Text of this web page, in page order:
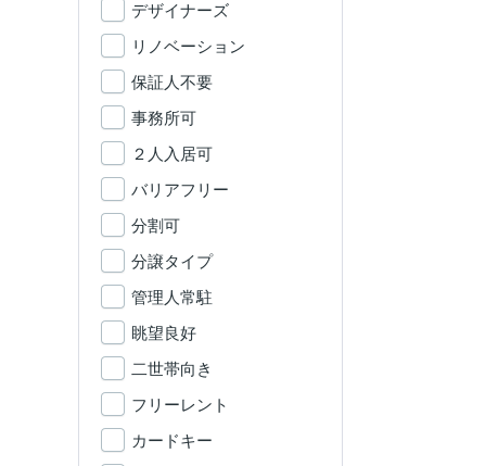
デザイナーズ
リノベーション
保証人不要
事務所可
２人入居可
バリアフリー
分割可
分譲タイプ
管理人常駐
眺望良好
二世帯向き
フリーレント
カードキー